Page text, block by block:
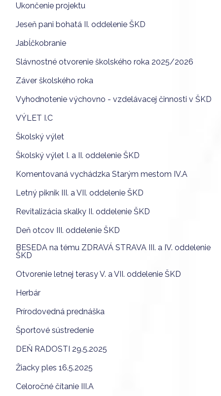
Ukončenie projektu
Jeseň pani bohatá II. oddelenie ŠKD
Jabĺčkobranie
Slávnostné otvorenie školského roka 2025/2026
Záver školského roka
Vyhodnotenie výchovno - vzdelávacej činnosti v ŠKD
VÝLET I.C
Školský výlet
Školský výlet I. a II. oddelenie ŠKD
Komentovaná vychádzka Starým mestom IV.A
Letný piknik III. a VII. oddelenie ŠKD
Revitalizácia skalky II. oddelenie ŠKD
Deň otcov III. oddelenie ŠKD
BESEDA na tému ZDRAVÁ STRAVA III. a IV. oddelenie
ŠKD
Otvorenie letnej terasy V. a VII. oddelenie ŠKD
Herbár
Prírodovedná prednáška
Športové sústredenie
DEŇ RADOSTI 29.5.2025
Žiacky ples 16.5.2025
Celoročné čítanie III.A